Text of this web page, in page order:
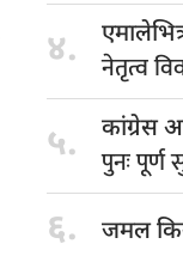
४.
नेतृत्व
५. कांग्रेस
पुनः पूर्ण
६. जमल